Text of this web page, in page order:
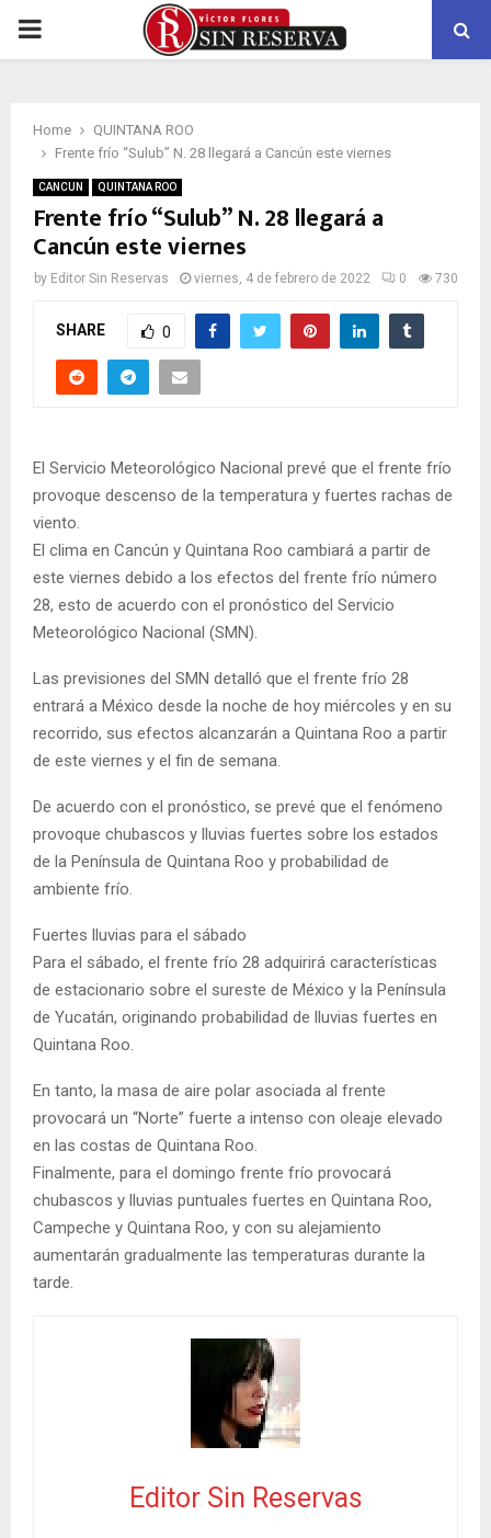
PRIMARY
Home
QUINTANA ROO
Frente frío “Sulub” N. 28 llegará a Cancún este viernes
CANCUN QUINTANA ROO
Frente frío “Sulub” N. 28 llegará a
Cancún este viernes
by Editor Sin Reservas viernes, 4 de febrero de 2022 0 730
SHARE 0
El Servicio Meteorológico Nacional prevé que el frente frío
provoque descenso de la temperatura y fuertes rachas de
viento.
El clima en Cancún y Quintana Roo cambiará a partir de
este viernes debido a los efectos del frente frío número
28, esto de acuerdo con el pronóstico del Servicio
Meteorológico Nacional (SMN).
Las previsiones del SMN detalló que el frente frío 28
entrará a México desde la noche de hoy miércoles y en su
recorrido, sus efectos alcanzarán a Quintana Roo a partir
de este viernes y el fin de semana.
De acuerdo con el pronóstico, se prevé que el fenómeno
provoque chubascos y lluvias fuertes sobre los estados
de la Península de Quintana Roo y probabilidad de
ambiente frío.
Fuertes lluvias para el sábado
Para el sábado, el frente frío 28 adquirirá características
de estacionario sobre el sureste de México y la Península
de Yucatán, originando probabilidad de lluvias fuertes en
Quintana Roo.
En tanto, la masa de aire polar asociada al frente
provocará un “Norte” fuerte a intenso con oleaje elevado
en las costas de Quintana Roo.
Finalmente, para el domingo frente frío provocará
chubascos y lluvias puntuales fuertes en Quintana Roo,
Campeche y Quintana Roo, y con su alejamiento
aumentarán gradualmente las temperaturas durante la
tarde.
Editor Sin Reservas